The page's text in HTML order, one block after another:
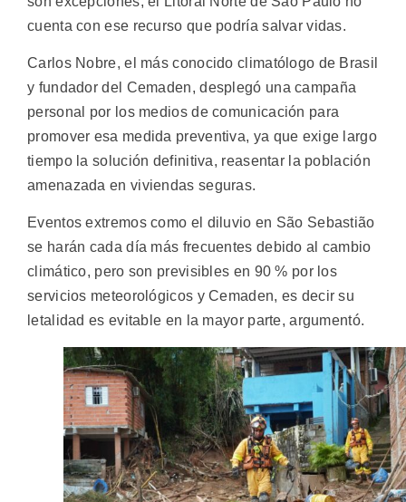
cuenta con ese recurso que podría salvar vidas.
Carlos Nobre, el más conocido climatólogo de Brasil
y fundador del Cemaden, desplegó una campaña
personal por los medios de comunicación para
promover esa medida preventiva, ya que exige largo
tiempo la solución definitiva, reasentar la población
amenazada en viviendas seguras.
Eventos extremos como el diluvio en São Sebastião
se harán cada día más frecuentes debido al cambio
climático, pero son previsibles en 90 % por los
servicios meteorológicos y Cemaden, es decir su
letalidad es evitable en la mayor parte, argumentó.